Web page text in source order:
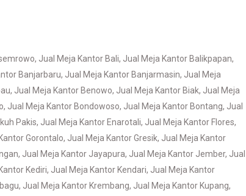
, Jual Meja Kantor Bali, Jual Meja Kantor Balikpapan,
Banjarbaru, Jual Meja Kantor Banjarmasin, Jual Meja
, Jual Meja Kantor Benowo, Jual Meja Kantor Biak, Jual Meja
, Jual Meja Kantor Bondowoso, Jual Meja Kantor Bontang, Jual
Pakis, Jual Meja Kantor Enarotali, Jual Meja Kantor Flores,
Gorontalo, Jual Meja Kantor Gresik, Jual Meja Kantor
, Jual Meja Kantor Jayapura, Jual Meja Kantor Jember, Jual
Kediri, Jual Meja Kantor Kendari, Jual Meja Kantor
, Jual Meja Kantor Krembang, Jual Meja Kantor Kupang,